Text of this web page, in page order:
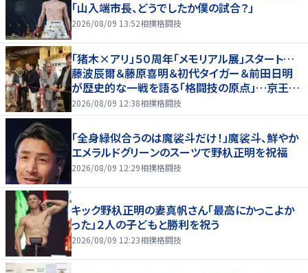
「山入端市長、どうでしたか僕の試合？」
2026/08/09 13:52相撲格闘技
「猪木×アリ」５０周年「メモリアル展」スタート…
藤波辰爾＆藤原喜明＆初代タイガー＆前田日明
が歴史的な一戦を語る「格闘技の原点」…京王プ
ラザホテルで３１日まで
2026/08/09 12:38相撲格闘技
「全身緑似合うのは魔裟斗だけ！」魔裟斗、鮮やか
エメラルドグリーンのスーツで野杁正明を祝福
2026/08/09 12:29相撲格闘技
キック野杁正明の妻真帆さん「最高にかっこよか
った」２人の子どもと勝利を祝う
2026/08/09 12:23相撲格闘技